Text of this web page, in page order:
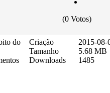
(0 Votos)
do
Criação
Tamanho
Downloads
2015-08-
5.68 MB
1485